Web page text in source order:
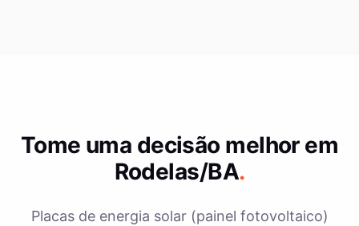
Tome uma decisão melhor em
Rodelas/BA.
Placas de energia solar (painel fotovoltaico)